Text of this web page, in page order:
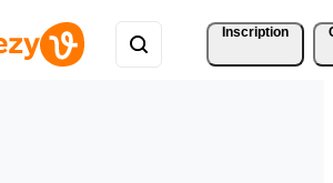
Inscription